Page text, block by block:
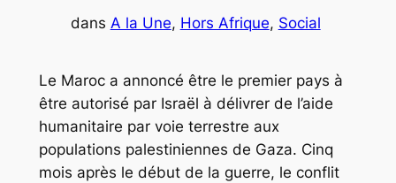
dans A la Une, Hors Afrique, Social
Le Maroc a annoncé être le premier pays à
être autorisé par Israël à délivrer de l’aide
humanitaire par voie terrestre aux
populations palestiniennes de Gaza. Cinq
mois après le début de la guerre, le conflit